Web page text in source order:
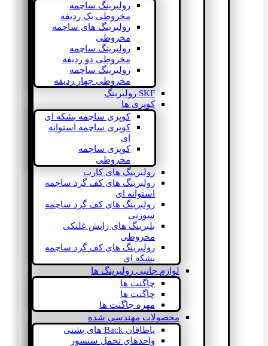
رولبرینگ ساچمه
مخروطی یک ردیفه
رولبرینگ های ساچمه
مخروطی
رولبرینگ ساچمه
مخروطی دو ردیفه
رولبرینگ ساچمه
مخروطی چهار ردیفه
SKF رولبرینگ
کوپری ها
کوپری ساچمه بشکه ای
کوپری ساچمه استوانه
ای
کوپری ساچمه
مخروطی
رولبرینگ های کارب
رولبرینگ های کف گرد ساچمه
استوانه ای
رولبرینگ های کف گرد ساچمه
سوزنی
بلبرینگ های رانش غلتکی
مخروطی
رولبرینگ های کف گرد ساچمه
بشکه ای
لوازم جانبی رولبرینگ ها
چاگنت ها
چاگنت ها
مهره چاگنت ها
محصولات مهندسی شده
یاطاقان Back های پشتی
واحدهای تحمل سنسور